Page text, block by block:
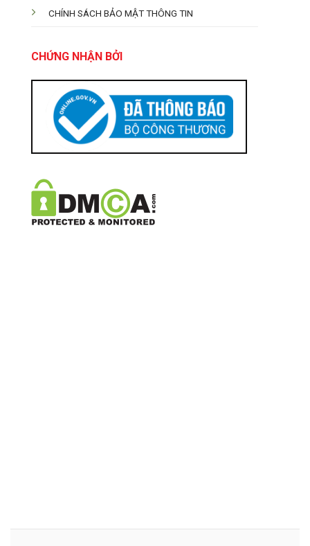
CHÍNH SÁCH BẢO MẬT THÔNG TIN
CHỨNG NHẬN BỞI